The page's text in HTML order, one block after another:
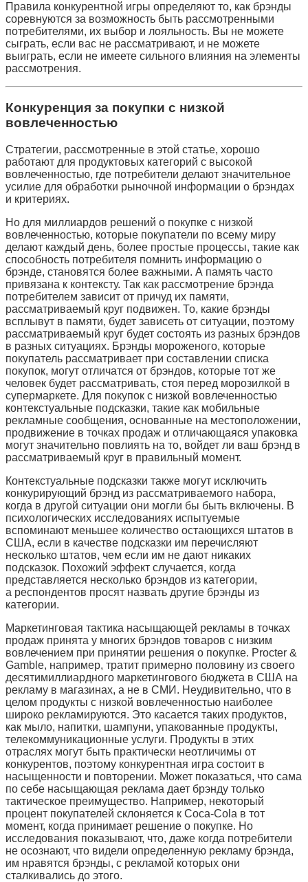
Правила конкурентной игры определяют то, как брэнды
соревнуются за возможность быть рассмотренными
потребителями, их выбор и лояльность. Вы не можете
сыграть, если вас не рассматривают, и не можете
выиграть, если не имеете сильного влияния на элементы
рассмотрения.
Конкуренция за покупки с низкой
вовлеченностью
Стратегии, рассмотренные в этой статье, хорошо
работают для продуктовых категорий с высокой
вовлеченностью, где потребители делают значительное
усилие для обработки рыночной информации о брэндах
и критериях.
Но для миллиардов решений о покупке с низкой
вовлеченностью, которые покупатели по всему миру
делают каждый день, более простые процессы, такие как
способность потребителя помнить информацию о
брэнде, становятся более важными. А память часто
привязана к контексту. Так как рассмотрение брэнда
потребителем зависит от причуд их памяти,
рассматриваемый круг подвижен. То, какие брэнды
всплывут в памяти, будет зависеть от ситуации, поэтому
рассматриваемый круг будет состоять из разных брэндов
в разных ситуациях. Брэнды мороженого, которые
покупатель рассматривает при составлении списка
покупок, могут отличатся от брэндов, которые тот же
человек будет рассматривать, стоя перед морозилкой в
супермаркете. Для покупок с низкой вовлеченностью
контекстуальные подсказки, такие как мобильные
рекламные сообщения, основанные на местоположении,
продвижение в точках продаж и отличающаяся упаковка
могут значительно повлиять на то, войдет ли ваш брэнд в
рассматриваемый круг в правильный момент.
Контекстуальные подсказки также могут исключить
конкурирующий брэнд из рассматриваемого набора,
когда в другой ситуации они могли бы быть включены. В
психологических исследованиях испытуемые
вспоминают меньшее количество остающихся штатов в
США, если в качестве подсказки им перечисляют
несколько штатов, чем если им не дают никаких
подсказок. Похожий эффект случается, когда
представляется несколько брэндов из категории,
а респондентов просят назвать другие брэнды из
категории.
Маркетинговая тактика насыщающей рекламы в точках
продаж принята у многих брэндов товаров с низким
вовлечением при принятии решения о покупке. Procter &
Gamble, например, тратит примерно половину из своего
десятимиллиардного маркетингового бюджета в США на
рекламу в магазинах, а не в СМИ. Неудивительно, что в
целом продукты с низкой вовлеченностью наиболее
широко рекламируются. Это касается таких продуктов,
как мыло, напитки, шампуни, упакованные продукты,
телекоммуникационные услуги. Продукты в этих
отраслях могут быть практически неотличимы от
конкурентов, поэтому конкурентная игра состоит в
насыщенности и повторении. Может показаться, что сама
по себе насыщающая реклама дает брэнду только
тактическое преимущество. Например, некоторый
процент покупателей склоняется к Coca-Cola в тот
момент, когда принимает решение о покупке. Но
исследования показывают, что, даже когда потребители
не осознают, что видели определенную рекламу брэнда,
им нравятся брэнды, с рекламой которых они
сталкивались до этого.